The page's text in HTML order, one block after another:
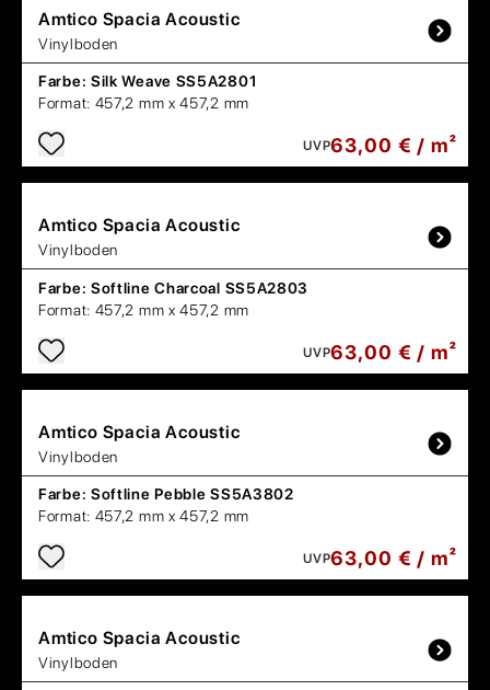
Amtico Spacia Acoustic
Vinylboden
Farbe: Silk Weave SS5A2801
Format: 457,2 mm x 457,2 mm
UVP63,00 € / m²
Amtico Spacia Acoustic
Vinylboden
Farbe: Softline Charcoal SS5A2803
Format: 457,2 mm x 457,2 mm
UVP63,00 € / m²
Amtico Spacia Acoustic
Vinylboden
Farbe: Softline Pebble SS5A3802
Format: 457,2 mm x 457,2 mm
UVP63,00 € / m²
Amtico Spacia Acoustic
Vinylboden